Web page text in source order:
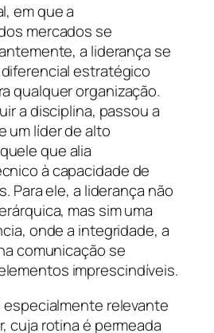
em que a
mercados se
a liderança se
estratégico
qualquer organização.
a disciplina, passou a
um líder de alto
que alia
à capacidade de
Para ele, a liderança não
mas sim uma
onde a integridade, a
comunicação se
imprescindíveis.
especialmente relevante
cuja rotina é permeada